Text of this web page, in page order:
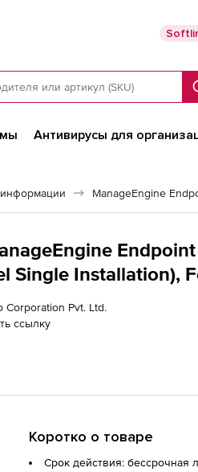
Антивирусы для
ManageEngine
Endpoint
Single Installation),
1000Pvt. Ltd.
ссылку
Коротко о товаре
Срок действия: бессрочная